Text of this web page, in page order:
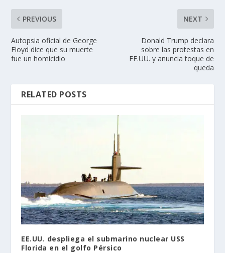
PREVIOUS
Autopsia oficial de George
Floyd dice que su muerte
fue un homicidio
NEXT
Donald Trump declara
sobre las protestas en
EE.UU. y anuncia toque de
queda
RELATED POSTS
EE.UU. despliega el submarino nuclear USS
Florida en el golfo Pérsico